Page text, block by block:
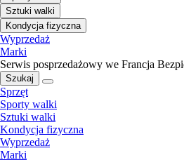
Sztuki walki
Kondycja fizyczna
Wyprzedaż
Marki
Serwis posprzedażowy we Francja
Szukaj
Sprzęt
Sporty walki
Sztuki walki
Kondycja fizyczna
Wyprzedaż
Marki